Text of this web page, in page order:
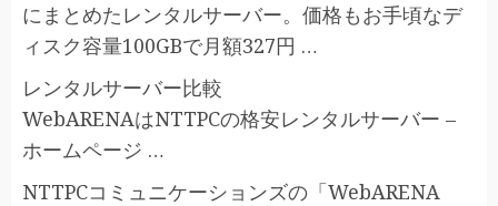
にまとめたレンタルサーバー。価格もお手頃なデ
ィスク容量100GBで月額327円 …
レンタルサーバー比較
WebARENAはNTTPCの格安レンタルサーバー –
ホームページ …
NTTPCコミュニケーションズの「WebARENA